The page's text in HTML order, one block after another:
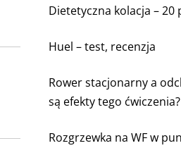
Dietetyczna kolacja – 20
Huel – test, recenzja
Rower stacjonarny a
są efekty tego ćwiczenia?
Rozgrzewka na WF w